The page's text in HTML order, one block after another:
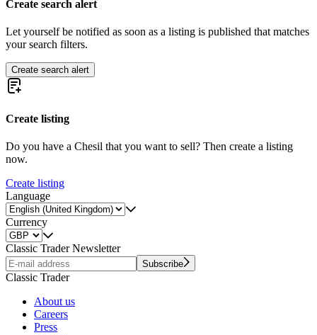
Create search alert
Let yourself be notified as soon as a listing is published that matches
your search filters.
Create search alert
Create listing
Do you have a Chesil that you want to sell? Then create a listing
now.
Create listing
Language
Currency
Classic Trader Newsletter
Subscribe
Classic Trader
About us
Careers
Press